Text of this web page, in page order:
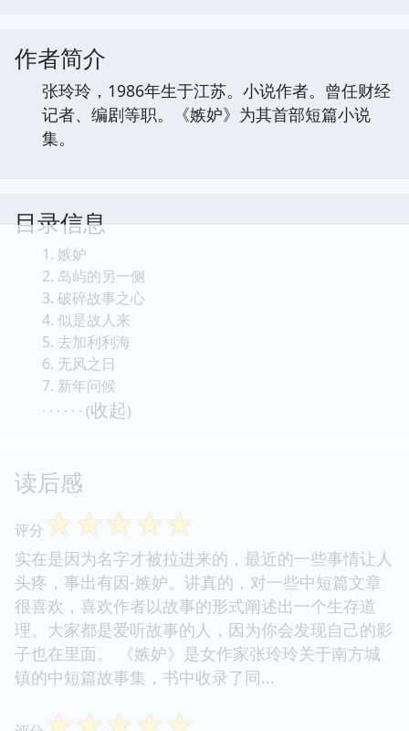
作者简介
张玲玲，1986年生于江苏。小说作者。曾任财经
记者、编剧等职。《嫉妒》为其首部短篇小说
集。
目录信息
1. 嫉妒
2. 岛屿的另一侧
3. 破碎故事之心
4. 似是故人来
5. 去加利利海
6. 无风之日
7. 新年问候
· · · · · · (收起)
读后感
评分 ☆☆☆☆☆
实在是因为名字才被拉进来的，最近的一些事情让人
头疼，事出有因-嫉妒。讲真的，对一些中短篇文章
很喜欢，喜欢作者以故事的形式阐述出一个生存道
理。大家都是爱听故事的人，因为你会发现自己的影
子也在里面。 《嫉妒》是女作家张玲玲关于南方城
镇的中短篇故事集，书中收录了同...